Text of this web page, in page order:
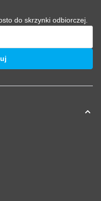
do skrzynki odbiorczej.